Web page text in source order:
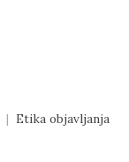
| Etika objavljanja